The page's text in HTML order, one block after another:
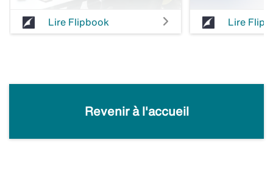
Lire Flipbook Lire
Revenir à l'accueil